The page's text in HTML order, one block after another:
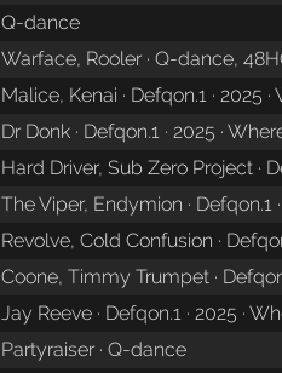
Q-dance
Warface, Rooler · Q-dance,
Malice, Kenai · Defqon.1 · 2025
Dr Donk · Defqon.1 · 2025 ·
Hard Driver, Sub Zero Project ·
The Viper, Endymion · Defqon.1
Revolve, Cold Confusion ·
Coone, Timmy Trumpet ·
Jay Reeve · Defqon.1 · 2025 ·
Partyraiser · Q-dance